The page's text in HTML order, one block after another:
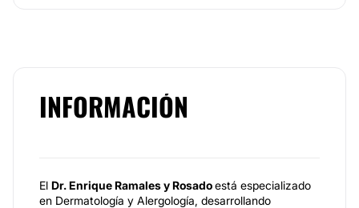
INFORMACIÓN
El Dr. Enrique Ramales y Rosadoestá especializado
en Dermatología y Alergología, desarrollando